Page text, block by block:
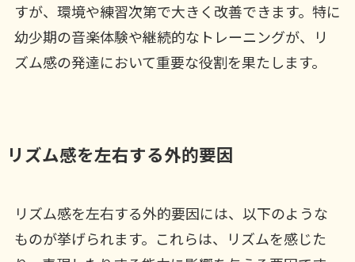
すが、環境や練習次第で大きく改善できます。特に
幼少期の音楽体験や継続的なトレーニングが、リ
ズム感の発達において重要な役割を果たします。
リズム感を左右する外的要因
リズム感を左右する外的要因には、以下のような
ものが挙げられます。これらは、リズムを感じた